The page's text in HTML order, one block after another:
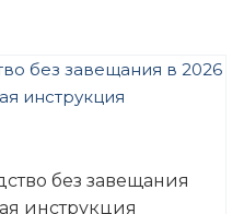
без завещания
инструкция